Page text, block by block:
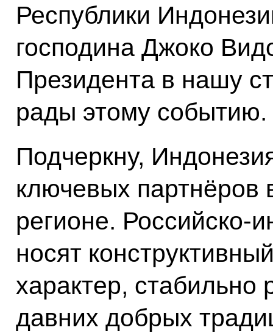
Республики
господина Джоко
Президента в нашу
рады этому событию.
Подчеркну,
ключевых партнёров
регионе. Российско-
носят
характер, стабильно
давних добрых